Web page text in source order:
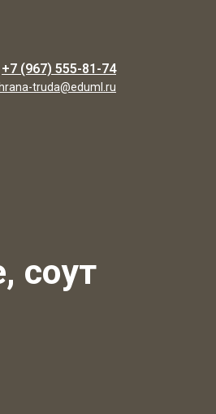
+7 (967) 555-81-74
truda@eduml.ru
соут